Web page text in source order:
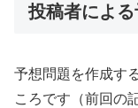
投稿者によ
予想問題を作成す
ころです（前回の